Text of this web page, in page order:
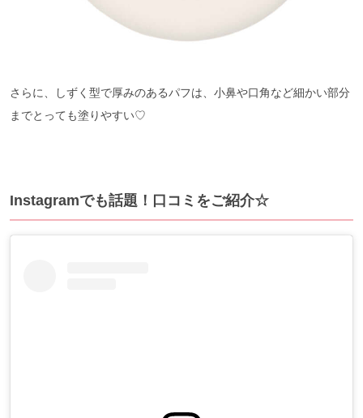
さらに、しずく型で厚みのあるパフは、小鼻や口角など細かい部分
までとっても塗りやすい♡
Instagramでも話題！口コミをご紹介☆